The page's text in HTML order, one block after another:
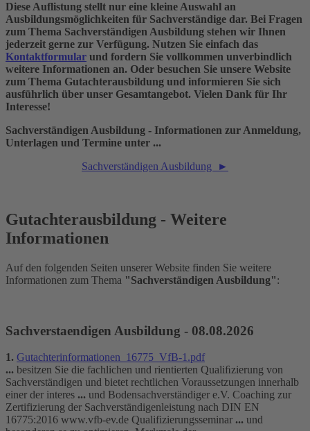
Diese Auflistung stellt nur eine kleine Auswahl an
Ausbildungsmöglichkeiten für Sachverständige dar. Bei Fragen
zum Thema Sachverständigen Ausbildung stehen wir Ihnen
jederzeit gerne zur Verfügung. Nutzen Sie einfach das
Kontaktformular und fordern Sie vollkommen unverbindlich
weitere Informationen an. Oder besuchen Sie unsere Website
zum Thema Gutachterausbildung und informieren Sie sich
ausführlich über unser Gesamtangebot. Vielen Dank für Ihr
Interesse!
Sachverständigen Ausbildung - Informationen zur Anmeldung,
Unterlagen und Termine unter ...
Sachverständigen Ausbildung ►
Gutachterausbildung - Weitere
Informationen
Auf den folgenden Seiten unserer Website finden Sie weitere
Informationen zum Thema "Sachverständigen Ausbildung":
Sachverstaendigen Ausbildung - 08.08.2026
1. Gutachterinformationen_16775_VfB-1.pdf
... besitzen Sie die fachlichen und rientierten Qualiﬁzierung von
Sachverständigen und bietet rechtlichen Voraussetzungen innerhalb
einer der interes ... und Bodensachverständiger e.V. Coaching zur
Zertifizierung der Sachverständigenleistung nach DIN EN
16775:2016 www.vfb-ev.de Qualifizierungsseminar ... und